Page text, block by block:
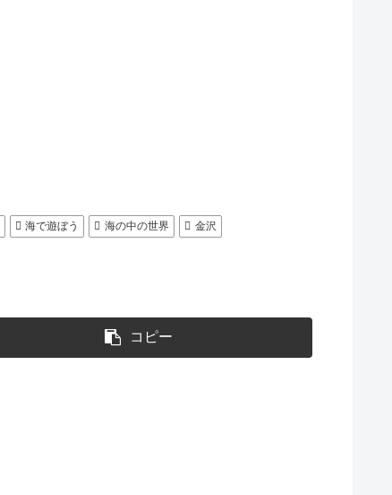
海で遊ぼう 海の中の世界 金沢
コピー